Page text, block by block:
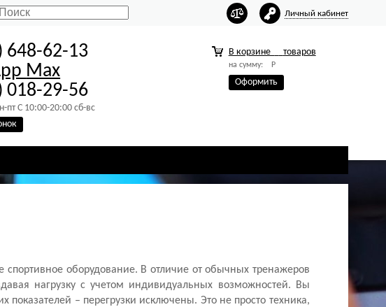
Личный кабинет
648-62-13
Max
018-29-56
пт C 10:00-20:00 сб-вс
В корзине товаров
на сумму: Р
Оформить
спортивное оборудование. В отличие от обычных тренажеров
нагрузку с учетом индивидуальных возможностей. Вы
– перегрузки исключены. Это не просто техника,